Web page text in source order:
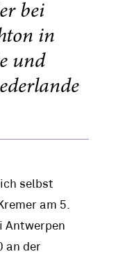
bei
in
und
selbst
am 5.
Antwerpen
an der